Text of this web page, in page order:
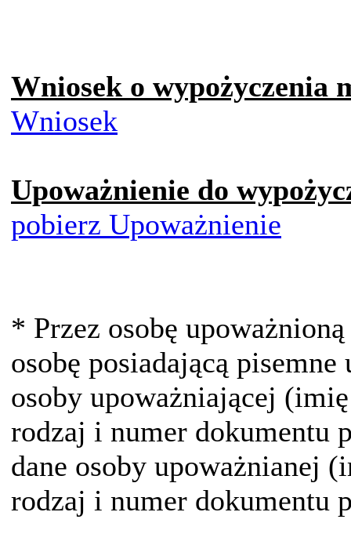
Wniosek o wypożyczenia
Wniosek
Upoważnienie do
pobierz Upoważnienie
* Przez osobę
osobę posiadającą
osoby upoważniającej
rodzaj i numer dokumentu
dane osoby upoważnianej
rodzaj i numer dokumentu